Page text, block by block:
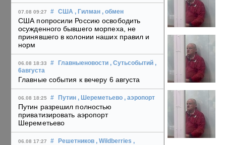
07.08 09:27 # США , Гилман , обмен
США попросили Россию освободить
осужденного бывшего морпеха, не
принявшего в колонии наших правил и
норм
06.08 18:33 # Главныеновости , Сутьсобытий ,
6августа
Главные события к вечеру 6 августа
06.08 18:25 # Путин , Шереметьево , аэропорт
Путин разрешил полностью
приватизировать аэропорт
Шереметьево
06.08 17:27 # Решетников , Wildberries ,